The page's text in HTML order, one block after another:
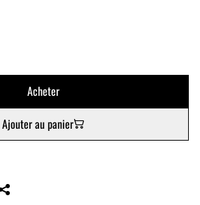
Acheter
Ajouter au panier